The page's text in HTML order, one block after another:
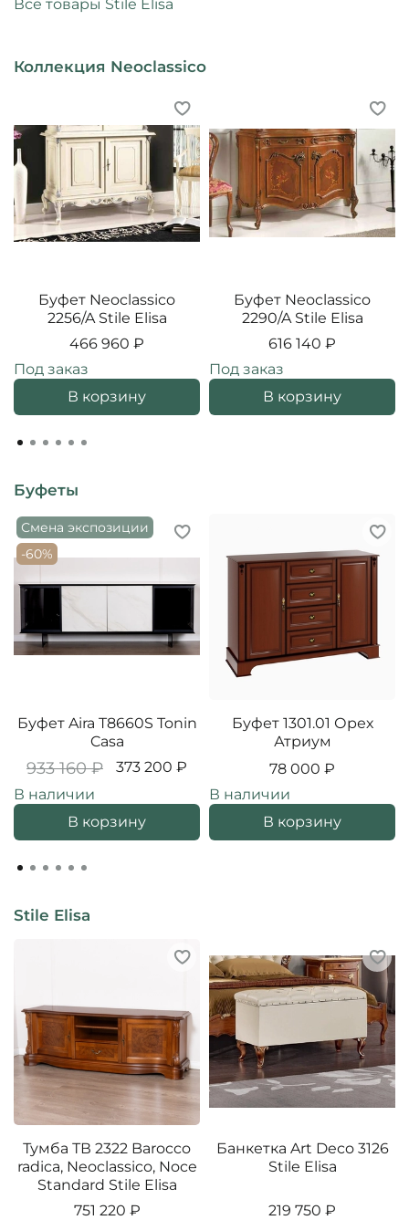
Все товары Stile Elisa
Коллекция Neoclassico
Буфет Neoclassico
2256/A Stile Elisa
466 960 ₽
Под заказ
В корзину
Буфет Neoclassico
2290/A Stile Elisa
616 140 ₽
Под заказ
В корзину
Буфеты
Смена экспозиции
-60%
Буфет Aira T8660S Tonin
Casa
933 160 ₽
373 200 ₽
В наличии
В корзину
Буфет 1301.01 Орех
Атриум
78 000 ₽
В наличии
В корзину
Stile Elisa
Тумба ТВ 2322 Barocco
radica, Neoclassico, Noce
Standard Stile Elisa
751 220 ₽
Банкетка Art Deco 3126
Stile Elisa
219 750 ₽